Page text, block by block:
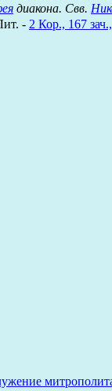
диакона. Свв.
- 2 Кор., 167